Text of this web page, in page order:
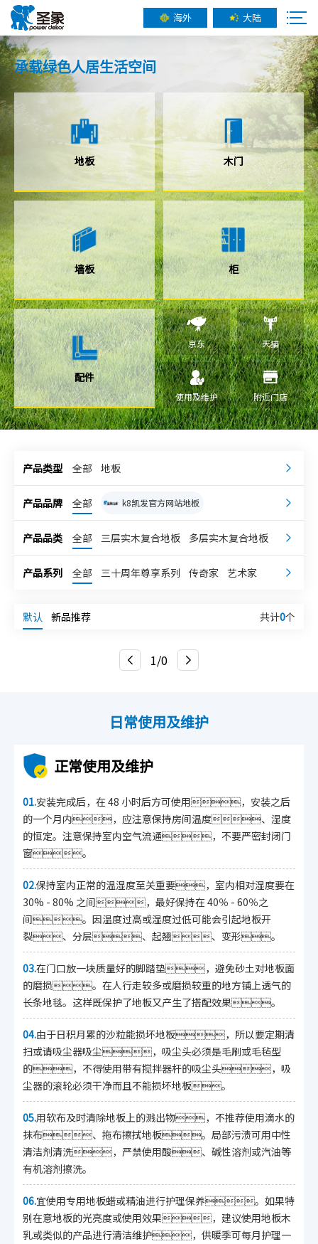
海外 大陆
承载绿色人居生活空间
地板 木门
墙板 柜
配件
京东 天猫
使用及维护 附近门店
产品类型 全部 地板
产品品牌 全部 k8凯发官方网站地板
k8凯发官方网站康逸 嘉兰奇
产品品类 全部 三层实木复合地板
多层实木复合地板
k8凯发官方网站柔石
产品系列 全部 三十周年尊享系列 传奇家 艺术家
第五大道系列
印记时代系列
柔石木纹系列 柔石石纹系列
印橡派系列
三拼花系列
艺数系列
美蜡德系列 颜值时代系列
顶层设计
奇迹时光 金丝木 超级地板系列
1515系列
默认 新品推荐 共计0个
1/0
日常使用及维护
正常使用及维护
01.安装完成后，在 48 小时后方可使用，安装之后
的一个月内，应注意保持房间温度、湿度
的恒定。注意保持室内空气流通，不要严密封闭门
窗。
02.保持室内正常的温湿度至关重要，室内相对湿度要在
30% - 80% 之间，最好保持在 40％ - 60％之
间。因温度过高或湿度过低可能会引起地板开
裂、分层、起翘、变形。
03.在门口放一块质量好的脚踏垫，避免砂土对地板面
的磨损。在人行走较多或磨损较重的地方铺上透气的
长条地毯。这样既保护了地板又产生了搭配效果。
04.由于日积月累的沙粒能损坏地板，所以要定期清
扫或请吸尘器吸尘，吸尘头必须是毛刷或毛毡型
的，不得使用带有搅拌器杆的吸尘头，吸
尘器的滚轮必须干净而且不能损坏地板。
05.用软布及时清除地板上的溅出物，不推荐使用滴水的
抹布、拖布擦拭地板。局部污渍可用中性
清洁剂清洗，严禁使用酸、碱性溶剂或汽油等
有机溶剂擦洗。
06.宜使用专用地板蜡或精油进行护理保养。如果特
别在意地板的光亮度或使用效果，建议使用地板木
乳或类似的产品进行清洁维护，供暖季可每月护理一